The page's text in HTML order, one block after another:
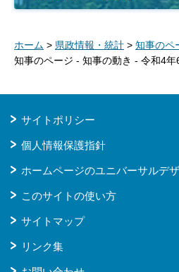
ホーム > 県政情報・統計 > 知事のペ
知事のページ - 知事の動き - 令和4年
サイトポリシー
個人情報保護指針
ホームページのユニバーサルデ
このサイトの使い方
サイトマップ
リンク集